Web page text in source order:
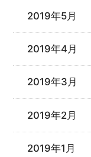
2019年5月
2019年4月
2019年3月
2019年2月
2019年1月